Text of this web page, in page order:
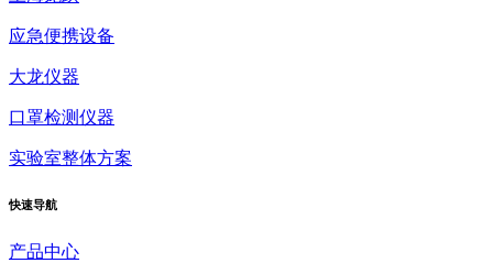
应急便携设备
大龙仪器
口罩检测仪器
实验室整体方案
快速导航
产品中心